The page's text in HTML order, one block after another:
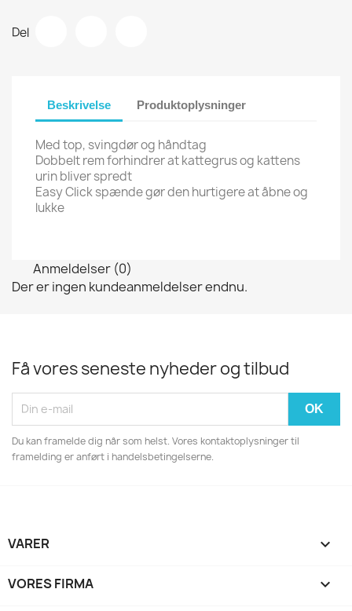
Del
Beskrivelse Produktoplysninger
Med top, svingdør og håndtag
Dobbelt rem forhindrer at kattegrus og kattens
urin bliver spredt
Easy Click spænde gør den hurtigere at åbne og
lukke
Anmeldelser (0)
Der er ingen kundeanmeldelser endnu.
Få vores seneste nyheder og tilbud
Du kan framelde dig når som helst. Vores kontaktoplysninger til
framelding er anført i handelsbetingelserne.
VARER 
VORES FIRMA 